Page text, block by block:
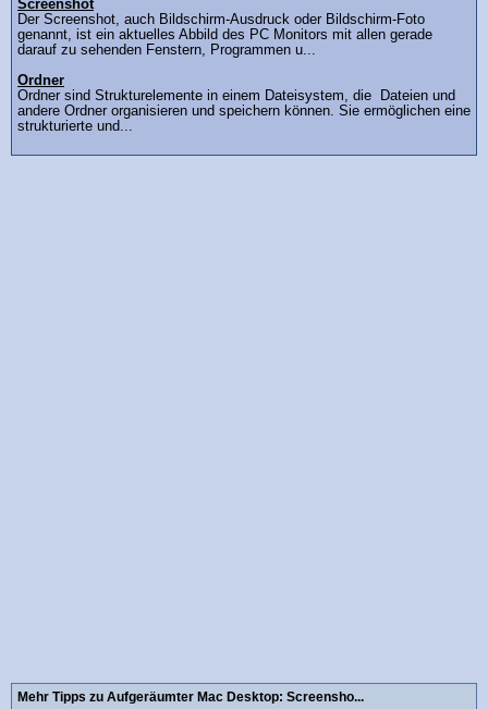
Screenshot
Der Screenshot, auch Bildschirm-Ausdruck oder Bildschirm-Foto
genannt, ist ein aktuelles Abbild des PC Monitors mit allen gerade
darauf zu sehenden Fenstern, Programmen u...
Ordner
Ordner sind Strukturelemente in einem Dateisystem, die Dateien und
andere Ordner organisieren und speichern können. Sie ermöglichen eine
strukturierte und...
Mehr Tipps zu Aufgeräumter Mac Desktop: Screensho...